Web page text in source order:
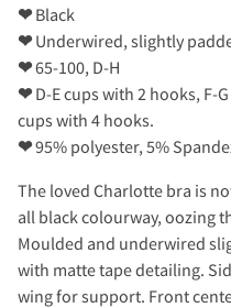
❤Black
❤Underwired, slightly
❤65-100, D-H
❤D-E cups with 2 hooks, F-
cups with 4 hooks.
❤95% polyester, 5%
The loved Charlotte bra is
all black colourway, oozing
Moulded and underwired
with matte tape detailing.
wing for support. Front